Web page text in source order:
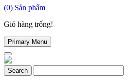
(0) Sản phẩm
Giỏ hàng trống!
Primary Menu